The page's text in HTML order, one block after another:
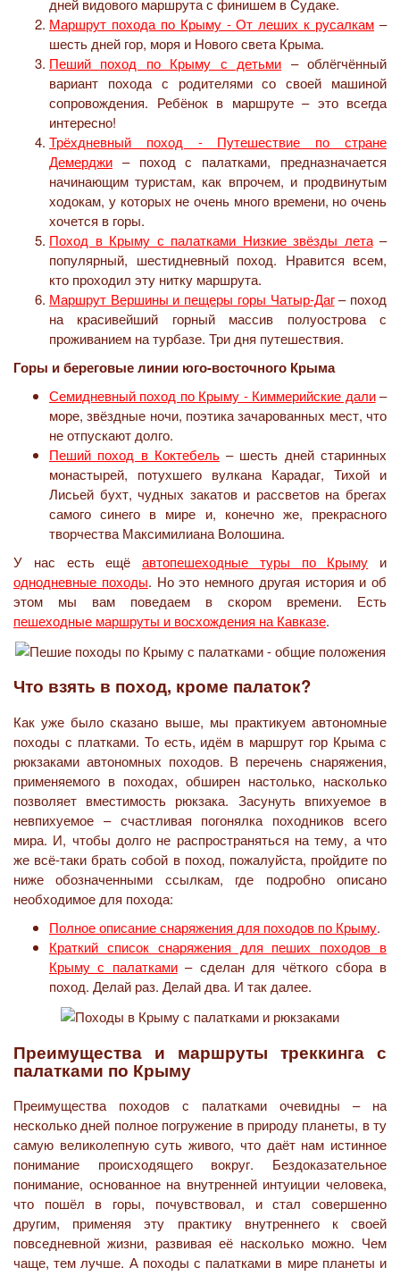
Маршрут похода по Крыму - От леших к русалкам –
шесть дней гор, моря и Нового света Крыма.
Пеший поход по Крыму с детьми – облёгчённый
вариант похода с родителями со своей машиной
сопровождения. Ребёнок в маршруте – это всегда
интересно!
Трёхдневный поход - Путешествие по стране
Демерджи – поход с палатками, предназначается
начинающим туристам, как впрочем, и продвинутым
ходокам, у которых не очень много времени, но очень
хочется в горы.
Поход в Крыму с палатками Низкие звёзды лета–
популярный, шестидневный поход. Нравится всем,
кто проходил эту нитку маршрута.
Маршрут Вершины и пещеры горы Чатыр-Даг– поход
на красивейший горный массив полуострова с
проживанием на турбазе. Три дня путешествия.
Горы и береговые линии юго-восточного Крыма
Семидневный поход по Крыму - Киммерийские дали–
море, звёздные ночи, поэтика зачарованных мест, что
не отпускают долго.
Пеший поход в Коктебель– шесть дней старинных
монастырей, потухшего вулкана Карадаг, Тихой и
Лисьей бухт, чудных закатов и рассветов на брегах
самого синего в мире и, конечно же, прекрасного
творчества Максимилиана Волошина.
У нас есть ещё автопешеходные туры по Крыму и
однодневные походы. Но это немного другая история и об
этом мы вам поведаем в скором времени. Есть
пешеходные маршруты и восхождения на Кавказе.
Что взять в поход, кроме палаток?
Как уже было сказано выше, мы практикуем автономные
походы с платками. То есть, идём в маршрут гор Крыма с
рюкзаками автономных походов. В перечень снаряжения,
применяемого в походах, обширен настолько, насколько
позволяет вместимость рюкзака. Засунуть впихуемое в
невпихуемое – счастливая погонялка походников всего
мира. И, чтобы долго не распространяться на тему, а что
же всё-таки брать собой в поход, пожалуйста, пройдите по
ниже обозначенными ссылкам, где подробно описано
необходимое для похода:
Полное описание снаряжения для походов по Крыму.
Краткий список снаряжения для пеших походов в
Крыму с палатками– сделан для чёткого сбора в
поход. Делай раз. Делай два. И так далее.
Преимущества и маршруты треккинга с
палатками по Крыму
Преимущества походов с палатками очевидны – на
несколько дней полное погружение в природу планеты, в ту
самую великолепную суть живого, что даёт нам истинное
понимание происходящего вокруг. Бездоказательное
понимание, основанное на внутренней интуиции человека,
что пошёл в горы, почувствовал, и стал совершенно
другим, применяя эту практику внутреннего к своей
повседневной жизни, развивая её насколько можно. Чем
чаще, тем лучше. А походы с палатками в мире планеты и